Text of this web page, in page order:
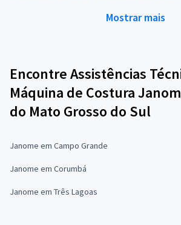
Mostrar mais
Encontre Assistências
Máquina de Costura
do Mato Grosso do Sul
Janome em Campo Grande
Janome em Corumbá
Janome em Três Lagoas